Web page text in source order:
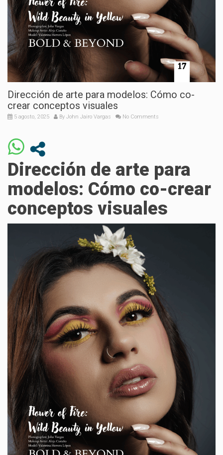
Dirección de arte para modelos: Cómo co-
crear conceptos visuales
5 agosto, 2025 By John Jairo Vargas No Comments
Dirección de arte para
modelos: Cómo co-crear
conceptos visuales